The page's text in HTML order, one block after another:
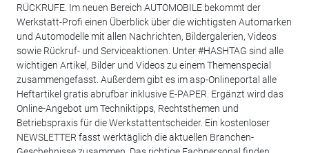
RÜCKRUFE. Im neuen Bereich AUTOMOBILE bekommt der
Werkstatt-Profi einen Überblick über die wichtigsten Automarken
und Automodelle mit allen Nachrichten, Bildergalerien, Videos
sowie Rückruf- und Serviceaktionen. Unter #HASHTAG sind alle
wichtigen Artikel, Bilder und Videos zu einem Themenspecial
zusammengefasst. Außerdem gibt es im asp-Onlineportal alle
Heftartikel gratis abrufbar inklusive E-PAPER. Ergänzt wird das
Online-Angebot um Techniktipps, Rechtsthemen und
Betriebspraxis für die Werkstattentscheider. Ein kostenloser
NEWSLETTER fasst werktäglich die aktuellen Branchen-